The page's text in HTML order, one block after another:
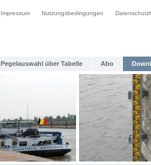
Impressum Nutzungsbedingungen
Pegelauswahl über Tabelle Abo